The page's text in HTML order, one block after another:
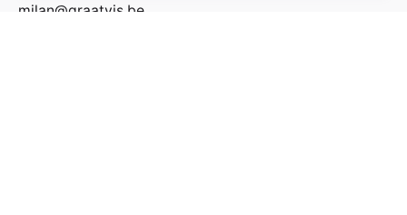
milan@graatvis.be